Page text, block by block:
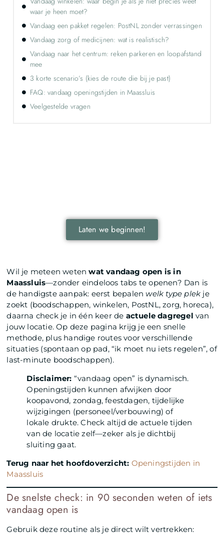
Wil je meteen wetenwat vandaag open is in
Maassluis—zonder eindeloos tabs te openen? Dan is
de handigste aanpak: eerst bepalen welk type plek je
zoekt (boodschappen, winkelen, PostNL, zorg, horeca),
daarna check je in één keer de actuele dagregel van
jouw locatie. Op deze pagina krijg je een snelle
methode, plus handige routes voor verschillende
situaties (spontaan op pad, “ik moet nu iets regelen”, of
last-minute boodschappen).
Disclaimer: “vandaag open” is dynamisch.
Openingstijden kunnen afwijken door
koopavond, zondag, feestdagen, tijdelijke
wijzigingen (personeel/verbouwing) of
lokale drukte. Check altijd de actuele tijden
van de locatie zelf—zeker als je dichtbij
sluiting gaat.
Terug naar het hoofdoverzicht: Openingstijden in
Maassluis
De snelste check: in 90 seconden weten of iets
vandaag open is
Gebruik deze routine als je direct wilt vertrekken:
waar je heen moet?
Vandaag een pakket regelen: PostNL zonder verrassingen
Vandaag zorg of medicijnen: wat is realistisch?
Vandaag naar het centrum: reken parkeren en loopafstand
mee
3 korte scenario’s (kies de route die bij je past)
FAQ: vandaag openingstijden in Maassluis
Veelgestelde vragen
Laten we beginnen!